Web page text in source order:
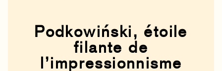
Podkowiński, étoile
filante de
l’impressionnisme